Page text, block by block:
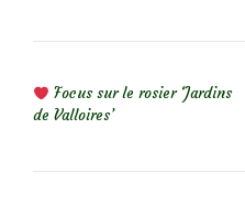
Focus sur le rosier ‘Jardins
de Valloires’